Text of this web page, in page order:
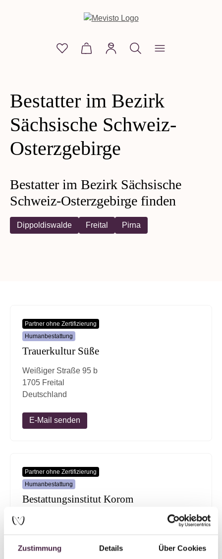
Zustimmung Details Über Cookies
Du hast 0 Produkte auf dem Merkzettel
Warenkorb enthält 0 Positionen.
Shop anzeigen
personalisierte Edelsteine
Bestatter im Bezirk
Sächsische Schweiz-
Osterzgebirge
Bestatter im Bezirk Sächsische
Schweiz-Osterzgebirge finden
Dippoldiswalde Freital Pirna
Partner ohne Zertifizierung
Humanbestattung
Trauerkultur Süße
Weißiger Straße 95 b
1705 Freital
Deutschland
E-Mail senden
Partner ohne Zertifizierung
Humanbestattung
Bestattungsinstitut Korom
Poisentalstr. 3